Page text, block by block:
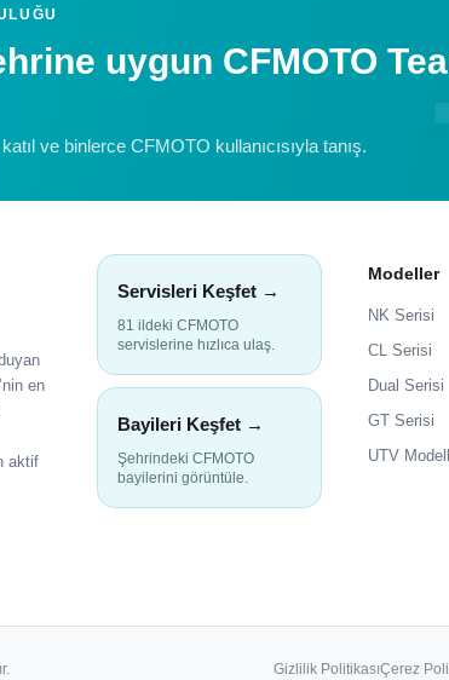
uygun CFMOTO
ve binlerce CFMOTO kullanıcısıyla tanış.
en
aktif
Servisleri Keşfet →
81 ildeki CFMOTO
servislerine hızlıca ulaş.
Bayileri Keşfet →
Şehrindeki CFMOTO
bayilerini görüntüle.
Modeller
NK Serisi
CL Serisi
Dual Serisi
GT Serisi
UTV
Gizlilik PolitikasıÇerez